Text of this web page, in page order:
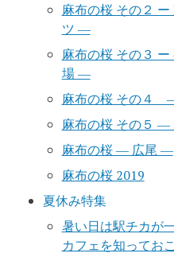
麻布の桜 その２
ツ ―
麻布の桜 その３
場 ―
麻布の桜 その４
麻布の桜 その５
麻布の桜 ― 広尾 ―
麻布の桜 2019
夏休み特集
暑い日は駅チカが
カフェを知ってお